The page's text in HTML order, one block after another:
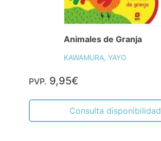
Animales de Granja
KAWAMURA, YAYO
PVP. 9,95€
Consulta disponibilidad